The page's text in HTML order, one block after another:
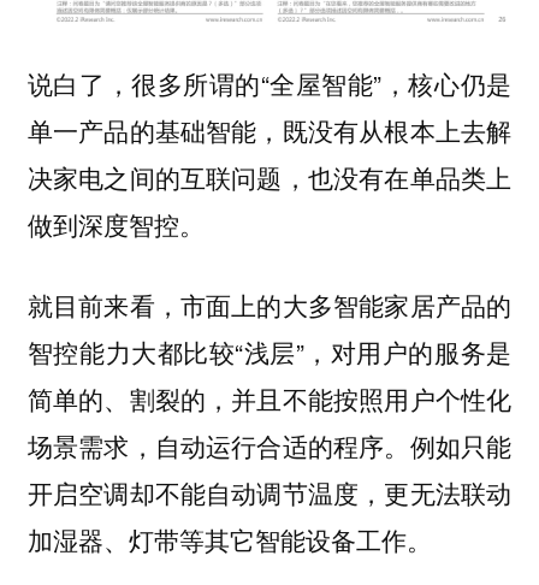
说白了，很多所谓的“全屋智能”，核心仍是
单一产品的基础智能，既没有从根本上去解
决家电之间的互联问题，也没有在单品类上
做到深度智控。
就目前来看，市面上的大多智能家居产品的
智控能力大都比较“浅层”，对用户的服务是
简单的、割裂的，并且不能按照用户个性化
场景需求，自动运行合适的程序。例如只能
开启空调却不能自动调节温度，更无法联动
加湿器、灯带等其它智能设备工作。